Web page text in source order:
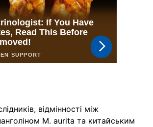
відмінності між
M. aurita та китайським